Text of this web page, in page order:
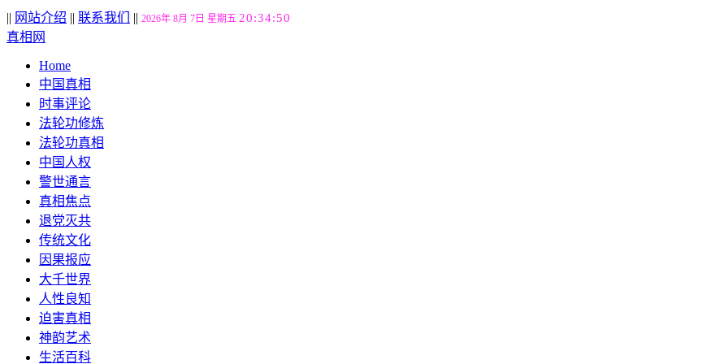
|| 网站介绍 || 联系我们 || 2026年 8月 7日 星期五 20:34:51
真相网
Home
中国真相
时事评论
法轮功修炼
法轮功真相
中国人权
警世通言
真相焦点
退党灭共
传统文化
因果报应
大千世界
人性良知
迫害真相
神韵艺术
生活百科